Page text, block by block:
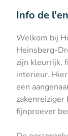
Info de
Welkom bij
Heinsberg-
zijn kleurrijk,
interieur.
een
zakenreiziger
fijnproever